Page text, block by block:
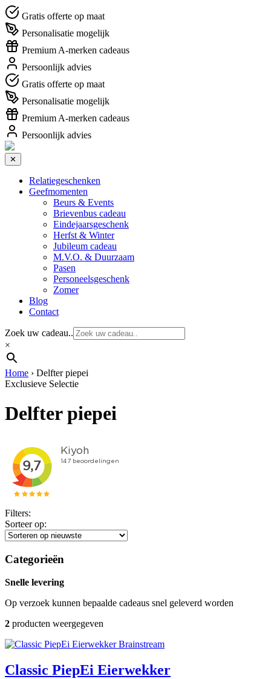
Gratis offerte op maat
Personalisatie mogelijk
Premium A-merken cadeaus
Persoonlijk advies
Gratis offerte op maat
Personalisatie mogelijk
Premium A-merken cadeaus
Persoonlijk advies
✕
Relatiegeschenken
Geefmomenten
Beurs & Events
Brievenbus cadeau
Eindejaarsgeschenk
Herfst & Winter
Jubileum cadeau
M.V.O. & Duurzaam
Pasen
Personeelsgeschenk
Zomer
Blog
Contact
Zoek uw cadeau..
×
Home › Delfter piepei
Exclusieve Selectie
Delfter piepei
Filters:
Sorteer op:
Categorieën
Snelle levering
Op verzoek kunnen bepaalde cadeaus snel geleverd worden
2 producten weergegeven
Brainstream
Classic PiepEi Eierwekker